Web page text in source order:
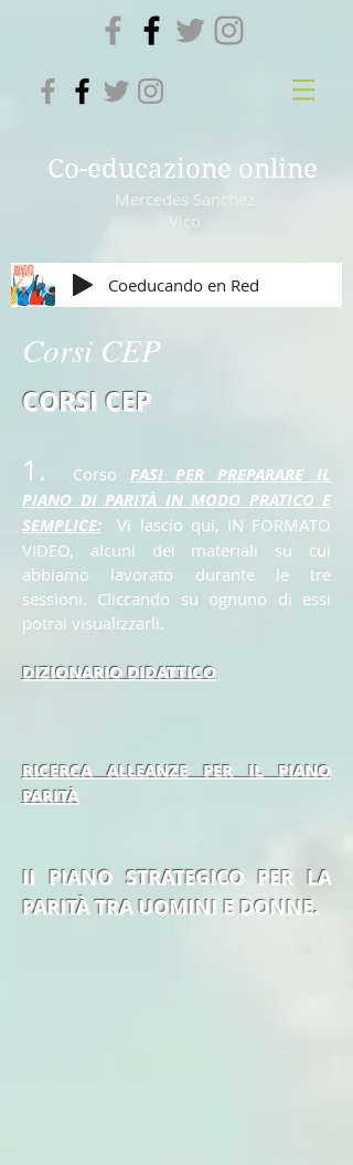
Co-educazione online
Mercedes Sanchez
Vico
Coeducando en Red
Corsi CEP
CORSI CEP
1. Corso FASI PER PREPARARE IL
PIANO DI PARITÀ IN MODO PRATICO E
SEMPLICE:
Vi lascio qui, IN FORMATO
VIDEO, alcuni dei materiali su cui
abbiamo lavorato durante le tre
sessioni. Cliccando su ognuno di essi
potrai visualizzarli.
DIZIONARIO DIDATTICO
RICERCA ALLEANZE PER IL PIANO
PARITÀ
II PIANO STRATEGICO PER LA
PARITÀ TRA UOMINI E DONNE.